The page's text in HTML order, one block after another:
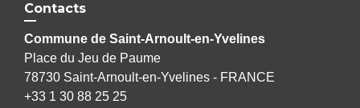
Contacts
Commune de Saint-Arnoult-en-Yvelines
Place du Jeu de Paume
78730 Saint-Arnoult-en-Yvelines - FRANCE
+33 1 30 88 25 25